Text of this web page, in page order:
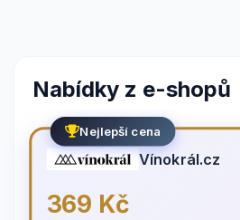
Nabídky z e-shopů
Nejlepší cena
Vínokrál.cz
369 Kč